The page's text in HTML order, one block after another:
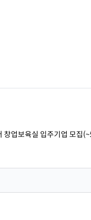
창업보육실 입주기업 모집